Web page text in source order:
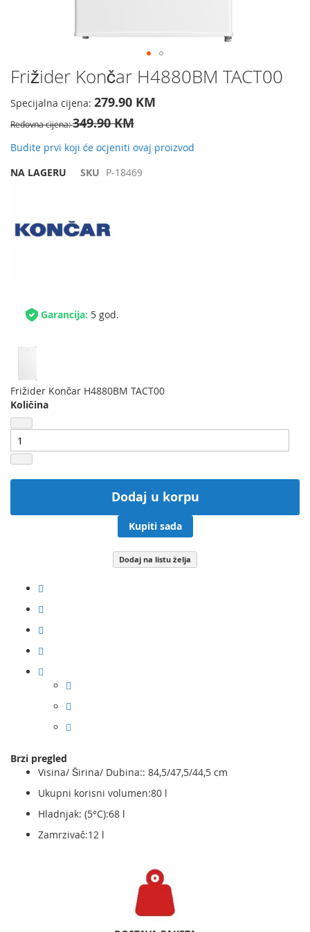
Preskočite
na
početak
galerije
slika
Frižider Končar H4880BM TACT00
Specijalna cijena 279.90 KM
Redovna cijena 349.90 KM
Budite prvi koji će ocjeniti ovaj proizvod
NA LAGERU
SKU P-18469
Garancija: 5 god.
Frižider Končar H4880BM TACT00
Količina
Dodaj u korpu
Kupiti sada
Dodaj na listu želja
Brzi pregled
Visina/ Širina/ Dubina:: 84,5/47,5/44,5 cm
Ukupni korisni volumen:80 l
Hladnjak: (5°C):68 l
Zamrzivač:12 l